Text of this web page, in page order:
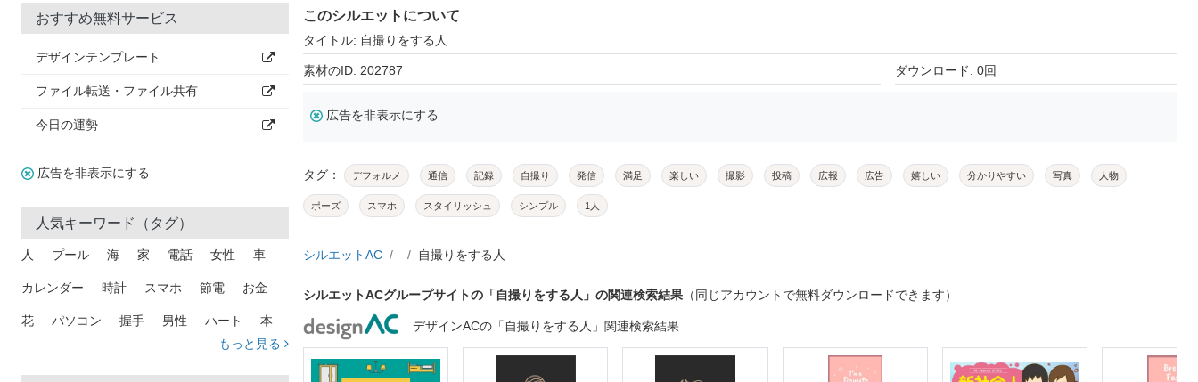
おすすめ無料サービス
デザインテンプレート
ファイル転送・ファイル共有
今日の運勢
広告を非表示にする
人気キーワード（タグ）
人 プール 海 家 電話 女性 車
カレンダー 時計 スマホ 節電 お金
花 パソコン 握手 男性 ハート 本
トラック 木
もっと見る
このシルエットについて
タイトル: 自撮りをする人
素材のID: 202787 ダウンロード: 0回
広告を非表示にする
タグ： デフォルメ 通信 記録 自撮り 発信 満足 楽しい 撮影 投稿 広報 広告 嬉しい 分かりやすい 写真 人物
ポーズ スマホ スタイリッシュ シンプル 1人
シルエットAC 自撮りをする人
シルエットACグループサイトの「自撮りをする人」の関連検索結果 （同じアカウントで無料ダウンロードできます）
デザインACの「自撮りをする人」関連検索結果